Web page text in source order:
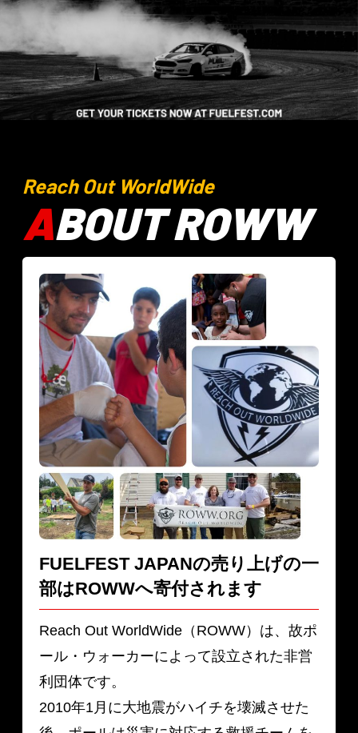
Reach Out WorldWide
ABOUT ROWW
FUELFEST JAPANの売り上げの一
部はROWWへ寄付されます
Reach Out WorldWide（ROWW）は、故ポ
ール・ウォーカーによって設立された非営
利団体です。
2010年1月に大地震がハイチを壊滅させた